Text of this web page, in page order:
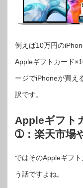
例えば10万円の
Appleギフトカード
ージでiPhoneが買え
訳です。
Appleギフト
➀：楽天市場
ではそのAppleギフ
う話ですよね。